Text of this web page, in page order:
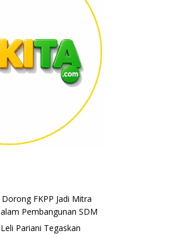
FKPP Jadi Mitra
Pembangunan SDM
Pariani Tegaskan